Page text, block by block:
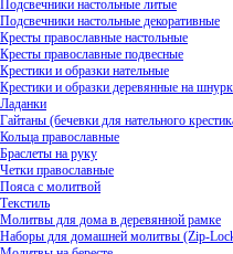
Подсвечники настольные литые
Подсвечники настольные декоративные
Кресты православные настольные
Кресты православные подвесные
Крестики и образки нательные
Крестики и образки деревянные на
Ладанки
Гайтаны (бечевки для нательного
Кольца православные
Браслеты на руку
Четки православные
Пояса с молитвой
Текстиль
Молитвы для дома в деревянной рамке
Наборы для домашней молитвы (Zip-